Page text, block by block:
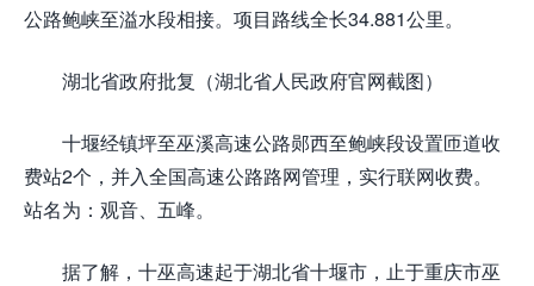
公路鲍峡至溢水段相接。项目路线全长34.881公里。
湖北省政府批复（湖北省人民政府官网截图）
十堰经镇坪至巫溪高速公路郧西至鲍峡段设置匝道收
费站2个，并入全国高速公路路网管理，实行联网收费。
站名为：观音、五峰。
据了解，十巫高速起于湖北省十堰市，止于重庆市巫